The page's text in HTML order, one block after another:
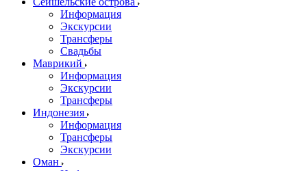
Информация
Экскурсии
Трансферы
Свадьбы
Маврикий
Информация
Экскурсии
Трансферы
Индонезия
Информация
Трансферы
Экскурсии
Оман